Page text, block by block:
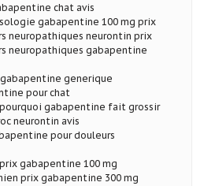
chat avis
gabapentine 100 mg prix
neuropathiques neurontin prix
neuropathiques gabapentine
generique
pour chat
gabapentine fait grossir
neurontin avis
pour douleurs
gabapentine 100 mg
prix gabapentine 300 mg